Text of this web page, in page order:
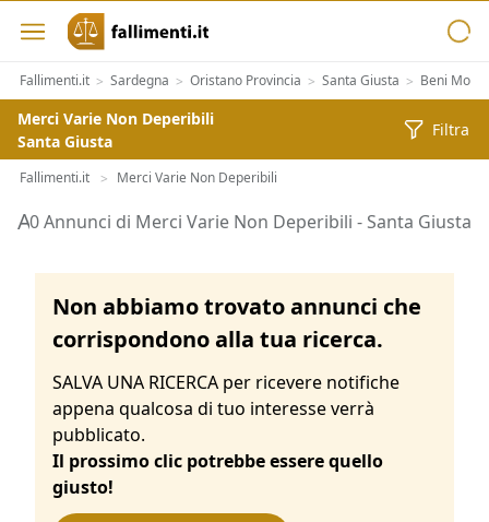
Fallimenti.it > Sardegna > Oristano Provincia > Santa Giusta > Beni Mobili
Merci Varie Non Deperibili
Santa Giusta
Filtra
Fallimenti.it > Merci Varie Non Deperibili
Aste di Merci Varie Non Deperibili Santa Giusta
0 Annunci di Merci Varie Non Deperibili - Santa Giusta
Non abbiamo trovato annunci che
corrispondono alla tua ricerca.
SALVA UNA RICERCA per ricevere notifiche
appena qualcosa di tuo interesse verrà
pubblicato.
Il prossimo clic potrebbe essere quello
giusto!